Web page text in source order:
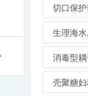
切口保
生理海
消毒型
壳聚糖